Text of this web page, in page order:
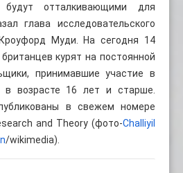
будут отталкивающими для
глава исследовательского
Муди. На сегодня 14
курят на постоянной
принимавшие участие в
в возрасте 16 лет и старше.
в свежем номере
and Theory (фото-Challiyil
/wikimedia).